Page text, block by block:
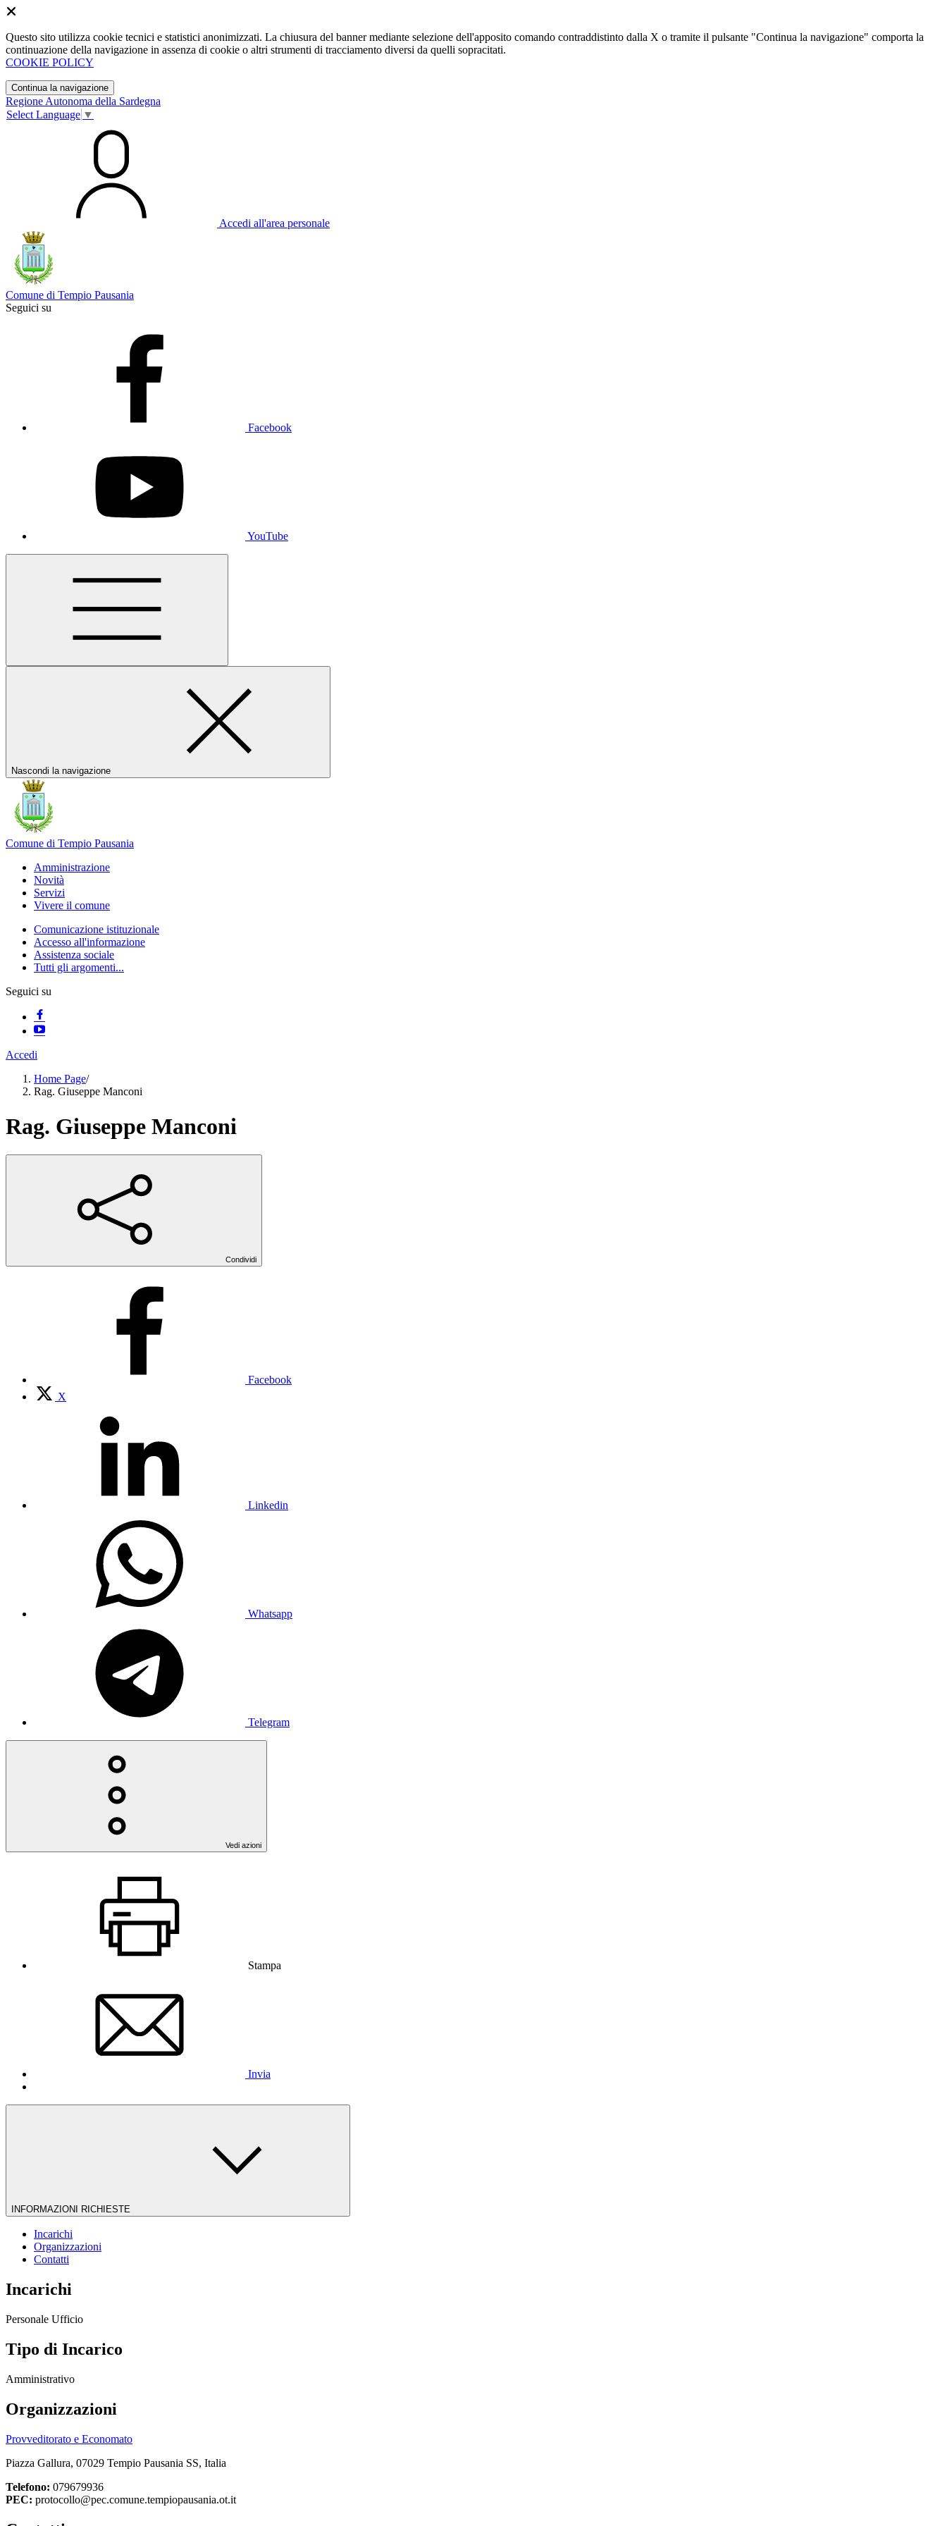
Questo sito utilizza cookie tecnici e statistici anonimizzati. La chiusura del banner mediante selezione dell'apposito comando contraddistinto dalla X o tramite il pulsante "Continua la navigazione" comporta la
continuazione della navigazione in assenza di cookie o altri strumenti di tracciamento diversi da quelli sopracitati.
COOKIE POLICY
Continua la navigazione
Regione Autonoma della Sardegna
Select Language ▼
Accedi all'area personale
Comune di Tempio Pausania
Seguici su
Facebook
YouTube
Nascondi la navigazione
Comune di Tempio Pausania
Amministrazione
Novità
Servizi
Vivere il comune
Comunicazione istituzionale
Accesso all'informazione
Assistenza sociale
Tutti gli argomenti...
Seguici su
Accedi
Home Page/
Rag. Giuseppe Manconi
Rag. Giuseppe Manconi
Condividi
Facebook
X
Linkedin
Whatsapp
Telegram
Vedi azioni
Stampa
Invia
INFORMAZIONI RICHIESTE
Incarichi
Organizzazioni
Contatti
Incarichi
Personale Ufficio
Tipo di Incarico
Amministrativo
Organizzazioni
Provveditorato e Economato
Piazza Gallura, 07029 Tempio Pausania SS, Italia
Telefono: 079679936
PEC: protocollo@pec.comune.tempiopausania.ot.it